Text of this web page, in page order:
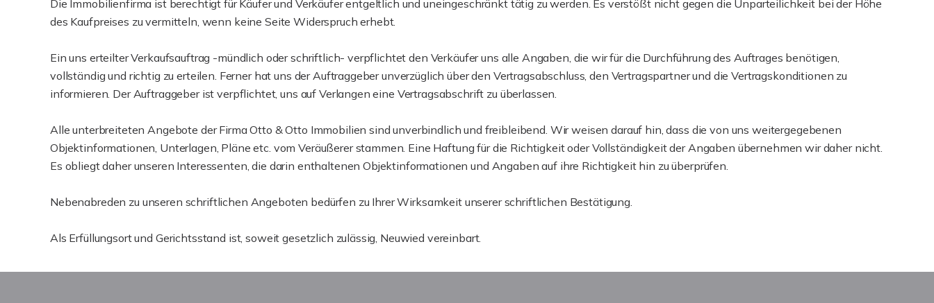
Die Immobilienfirma ist berechtigt für Käufer und Verkäufer entgeltlich und uneingeschränkt tätig zu werden. Es verstößt nicht gegen die Unparteilichkeit bei der Höhe
des Kaufpreises zu vermitteln, wenn keine Seite Widerspruch erhebt.
Ein uns erteilter Verkaufsauftrag -mündlich oder schriftlich- verpflichtet den Verkäufer uns alle Angaben, die wir für die Durchführung des Auftrages benötigen,
vollständig und richtig zu erteilen. Ferner hat uns der Auftraggeber unverzüglich über den Vertragsabschluss, den Vertragspartner und die Vertragskonditionen zu
informieren. Der Auftraggeber ist verpflichtet, uns auf Verlangen eine Vertragsabschrift zu überlassen.
Alle unterbreiteten Angebote der Firma Otto & Otto Immobilien sind unverbindlich und freibleibend. Wir weisen darauf hin, dass die von uns weitergegebenen
Objektinformationen, Unterlagen, Pläne etc. vom Veräußerer stammen. Eine Haftung für die Richtigkeit oder Vollständigkeit der Angaben übernehmen wir daher nicht.
Es obliegt daher unseren Interessenten, die darin enthaltenen Objektinformationen und Angaben auf ihre Richtigkeit hin zu überprüfen.
Nebenabreden zu unseren schriftlichen Angeboten bedürfen zu Ihrer Wirksamkeit unserer schriftlichen Bestätigung.
Als Erfüllungsort und Gerichtsstand ist, soweit gesetzlich zulässig, Neuwied vereinbart.